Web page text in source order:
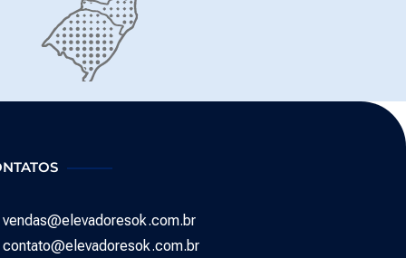
vendas@elevadoresok.com.br
contato@elevadoresok.com.br